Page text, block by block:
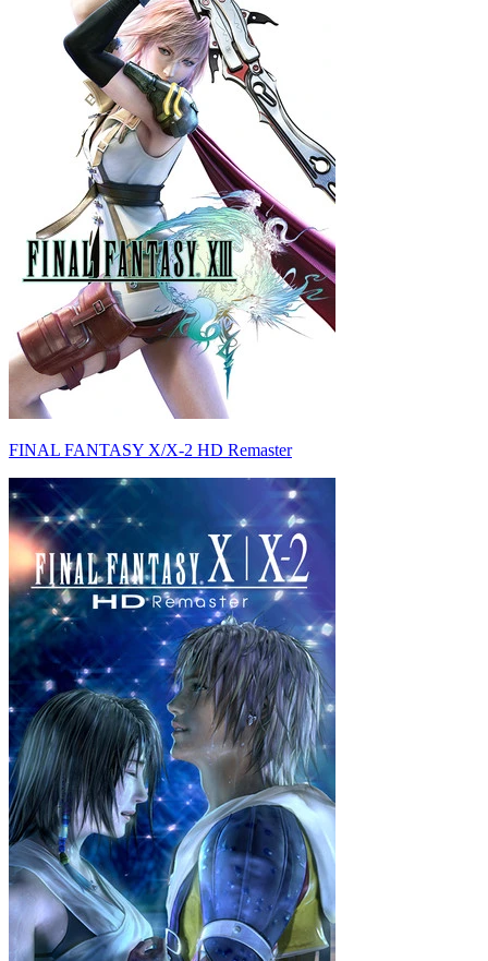
FINAL FANTASY X/X-2 HD Remaster